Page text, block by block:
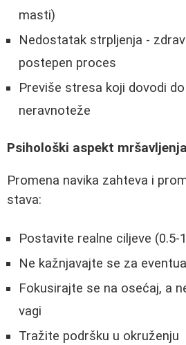
masti)
Nedostatak strpljenja -
postepen proces
Previše stresa koji dovodi
neravnoteže
Psihološki aspekt mršavljenja
Promena navika zahteva i
stava:
Postavite realne ciljeve (0.5-
Ne kažnjavajte se za
Fokusirajte se na osećaj, a
vagi
Tražite podršku u okruženju